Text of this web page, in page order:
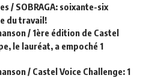
/ SOBRAGA: soixante-six
du travail!
/ 1ère édition de Castel
le lauréat, a empoché 1
/ Castel Voice Challenge: 1